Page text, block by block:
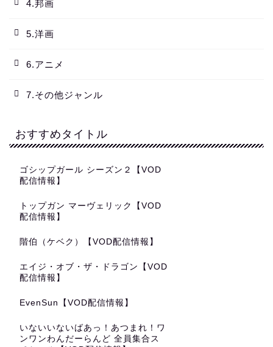
4.邦画
5.洋画
6.アニメ
7.その他ジャンル
おすすめタイトル
ゴシップガール シーズン２【VOD
配信情報】
トップガン マーヴェリック【VOD
配信情報】
階伯（ケベク）【VOD配信情報】
エイジ・オブ・ザ・ドラゴン【VOD
配信情報】
EvenSun【VOD配信情報】
いないいないばあっ！あつまれ！ワ
ンワンわんだーらんど 全員集合ス